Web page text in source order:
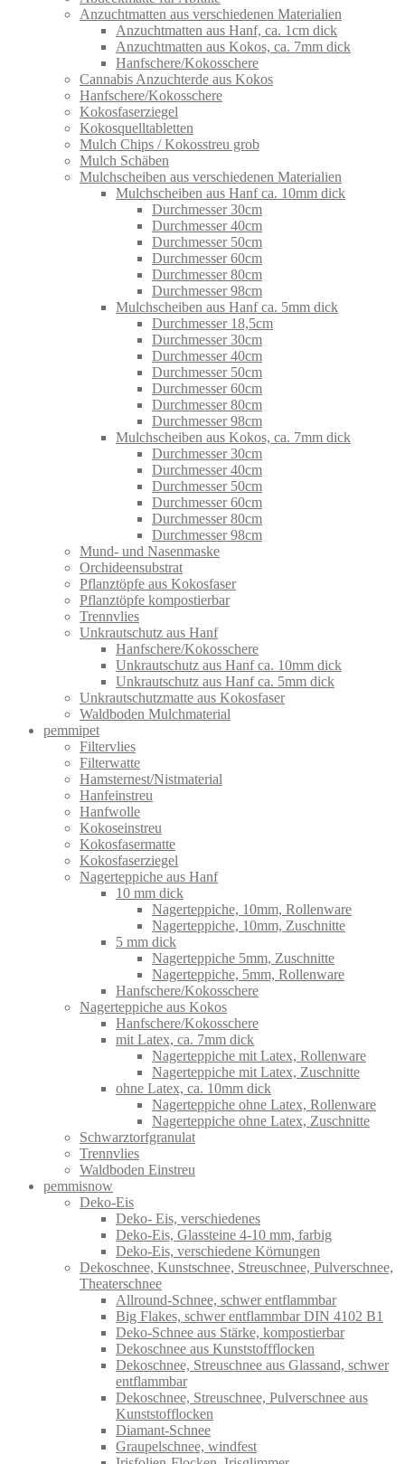
Anzuchtmatten aus verschiedenen Materialien
Anzuchtmatten aus Hanf, ca. 1cm dick
Anzuchtmatten aus Kokos, ca. 7mm dick
Hanfschere/Kokosschere
Cannabis Anzuchterde aus Kokos
Hanfschere/Kokosschere
Kokosfaserziegel
Kokosquelltabletten
Mulch Chips / Kokosstreu grob
Mulch Schäben
Mulchscheiben aus verschiedenen Materialien
Mulchscheiben aus Hanf ca. 10mm dick
Durchmesser 30cm
Durchmesser 40cm
Durchmesser 50cm
Durchmesser 60cm
Durchmesser 80cm
Durchmesser 98cm
Mulchscheiben aus Hanf ca. 5mm dick
Durchmesser 18,5cm
Durchmesser 30cm
Durchmesser 40cm
Durchmesser 50cm
Durchmesser 60cm
Durchmesser 80cm
Durchmesser 98cm
Mulchscheiben aus Kokos, ca. 7mm dick
Durchmesser 30cm
Durchmesser 40cm
Durchmesser 50cm
Durchmesser 60cm
Durchmesser 80cm
Durchmesser 98cm
Mund- und Nasenmaske
Orchideensubstrat
Pflanztöpfe aus Kokosfaser
Pflanztöpfe kompostierbar
Trennvlies
Unkrautschutz aus Hanf
Hanfschere/Kokosschere
Unkrautschutz aus Hanf ca. 10mm dick
Unkrautschutz aus Hanf ca. 5mm dick
Unkrautschutzmatte aus Kokosfaser
Waldboden Mulchmaterial
pemmipet
Filtervlies
Filterwatte
Hamsternest/Nistmaterial
Hanfeinstreu
Hanfwolle
Kokoseinstreu
Kokosfasermatte
Kokosfaserziegel
Nagerteppiche aus Hanf
10 mm dick
Nagerteppiche, 10mm, Rollenware
Nagerteppiche, 10mm, Zuschnitte
5 mm dick
Nagerteppiche 5mm, Zuschnitte
Nagerteppiche, 5mm, Rollenware
Hanfschere/Kokosschere
Nagerteppiche aus Kokos
Hanfschere/Kokosschere
mit Latex, ca. 7mm dick
Nagerteppiche mit Latex, Rollenware
Nagerteppiche mit Latex, Zuschnitte
ohne Latex, ca. 10mm dick
Nagerteppiche ohne Latex, Rollenware
Nagerteppiche ohne Latex, Zuschnitte
Schwarztorfgranulat
Trennvlies
Waldboden Einstreu
pemmisnow
Deko-Eis
Deko- Eis, verschiedenes
Deko-Eis, Glassteine 4-10 mm, farbig
Deko-Eis, verschiedene Körnungen
Dekoschnee, Kunstschnee, Streuschnee, Pulverschnee,
Theaterschnee
Allround-Schnee, schwer entflammbar
Big Flakes, schwer entflammbar DIN 4102 B1
Deko-Schnee aus Stärke, kompostierbar
Dekoschnee aus Kunststoffflocken
Dekoschnee, Streuschnee aus Glassand, schwer
entflammbar
Dekoschnee, Streuschnee, Pulverschnee aus
Kunststofflocken
Diamant-Schnee
Graupelschnee, windfest